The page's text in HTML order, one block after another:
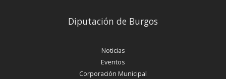
Diputación de Burgos
Noticias
Eventos
Corporación Municipal